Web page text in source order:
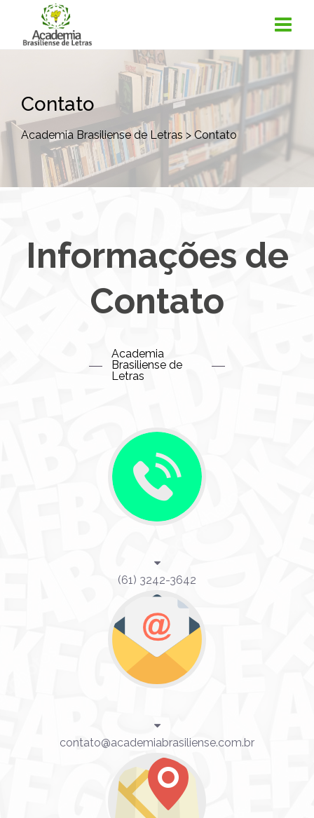
Contato
Academia Brasiliense de Letras > Contato
Informações de
Contato
Academia
Brasiliense de
Letras
(61) 3242-3642
contato@academiabrasiliense.com.br